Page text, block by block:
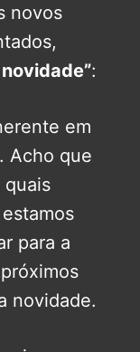
novos
:
em
Acho que
quais
para a
novidade.